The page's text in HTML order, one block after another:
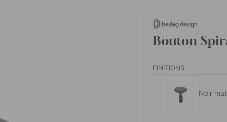
Bouton
FINITIONS
Noir mat